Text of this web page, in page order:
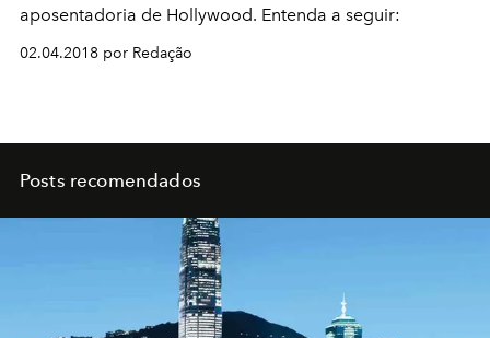
aposentadoria de Hollywood. Entenda a seguir:
02.04.2018 por Redação
Posts recomendados